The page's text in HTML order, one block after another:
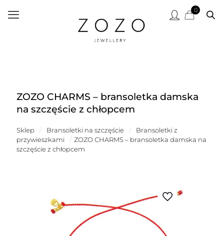
0
ZOZO CHARMS – bransoletka damska
na szczęście z chłopcem
Sklep / Bransoletki na szczęście /
Bransoletki z
przywieszkami
/ ZOZO CHARMS – bransoletka damska na
szczęście z chłopcem